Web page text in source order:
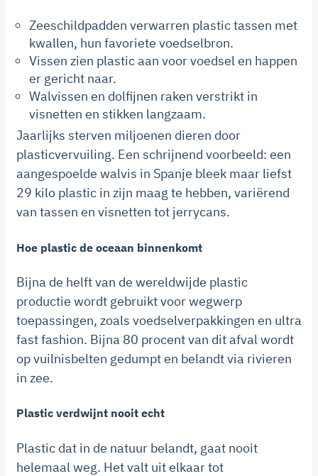
Zeeschildpadden verwarren plastic tassen met
kwallen, hun favoriete voedselbron.
Vissen zien plastic aan voor voedsel en happen
er gericht naar.
Walvissen en dolfijnen raken verstrikt in
visnetten en stikken langzaam.
Jaarlijks sterven miljoenen dieren door
plasticvervuiling. Een schrijnend voorbeeld: een
aangespoelde walvis in Spanje bleek maar liefst
29 kilo plastic in zijn maag te hebben, variërend
van tassen en visnetten tot jerrycans.
Hoe plastic de oceaan binnenkomt
Bijna de helft van de wereldwijde plastic
productie wordt gebruikt voor wegwerp
toepassingen, zoals voedselverpakkingen en ultra
fast fashion. Bijna 80 procent van dit afval wordt
op vuilnisbelten gedumpt en belandt via rivieren
in zee.
Plastic verdwijnt nooit echt
Plastic dat in de natuur belandt, gaat nooit
helemaal weg. Het valt uit elkaar tot